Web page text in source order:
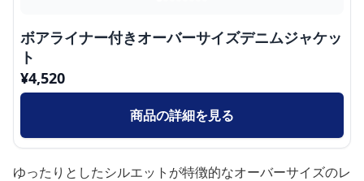
ボアライナー付きオーバーサイズデニムジャケッ
ト
¥4,520
商品の詳細を見る
ゆったりとしたシルエットが特徴的なオーバーサイズのレ